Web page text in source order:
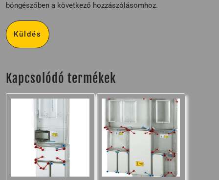
böngészőben a következő hozzászólásomhoz.
Kapcsolódó termékek